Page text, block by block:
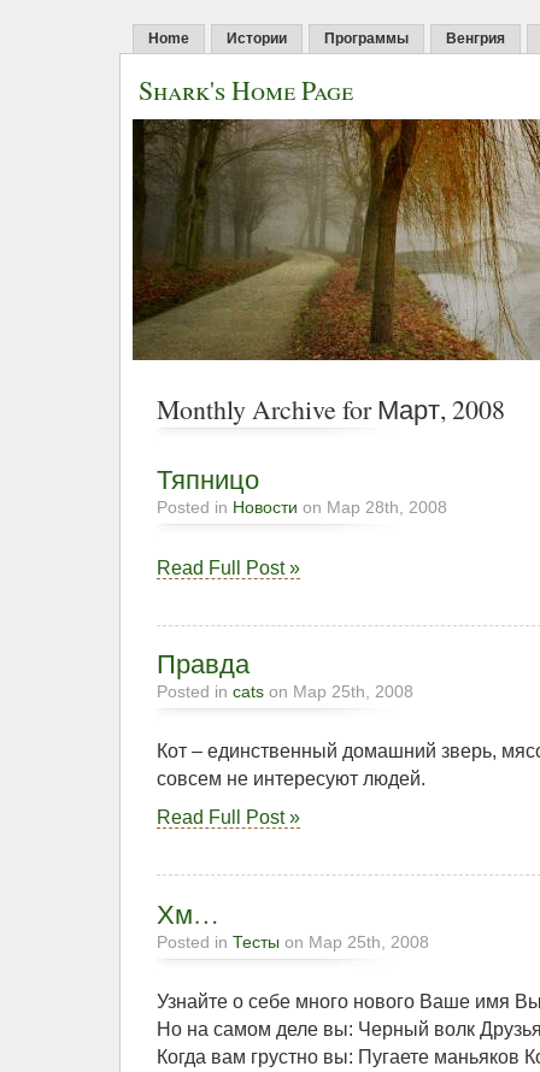
Home Истории Программы Венгрия
Shark's Home Page
Monthly Archive for Март, 2008
Тяпницо
Posted in Новости on Мар 28th, 2008
Read Full Post »
Правда
Posted in cats on Мар 25th, 2008
Кот – единственный домашний зверь,
совсем не интересуют людей.
Read Full Post »
Хм…
Posted in Тесты on Мар 25th, 2008
Узнайте о себе много нового Ваше имя
Но на самом деле вы: Черный волк
Когда вам грустно вы: Пугаете маньяков